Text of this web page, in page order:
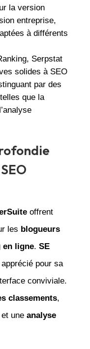
la version
entreprise,
à différents
Serpstat
solides à SEO
par des
que la
offrent
les blogueurs
en ligne. SE
pour sa
conviviale.
classements,
une analyse